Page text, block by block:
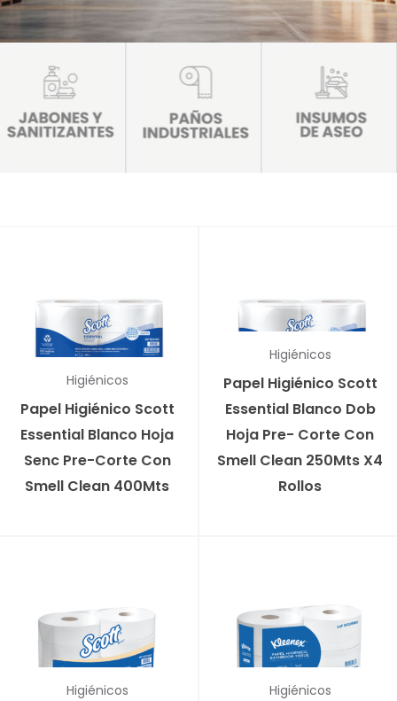
Higiénicos
Papel Higiénico Scott
Essential Blanco Hoja
Senc Pre-Corte Con
Smell Clean 400Mts
Higiénicos
Papel Higiénico Scott
Essential Blanco Dob
Hoja Pre- Corte Con
Smell Clean 250Mts X4
Rollos
Higiénicos Higiénicos